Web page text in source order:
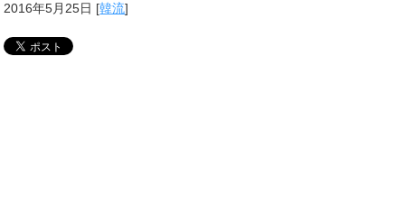
2016年5月25日 [韓流]